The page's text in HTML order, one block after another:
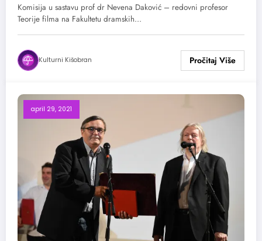
Komisija u sastavu prof dr Nevena Daković – redovni profesor
Teorije filma na Fakultetu dramskih…
Kulturni Kišobran
april 29, 2021